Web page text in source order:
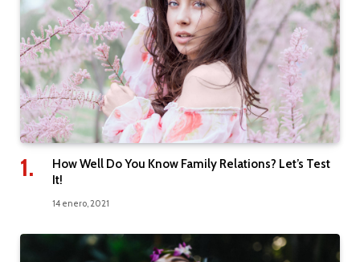
How Well Do You Know Family Relations? Let’s Test
It!
14 enero, 2021